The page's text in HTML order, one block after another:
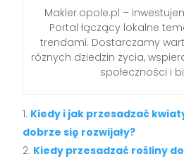
Makler.opole.pl –
Portal łączący lokalne
trendami. Dostarczamy
różnych dziedzin życia,
społeczności i
Kiedy i jak przesadzać
dobrze się rozwijały?
Kiedy przesadzać rośliny